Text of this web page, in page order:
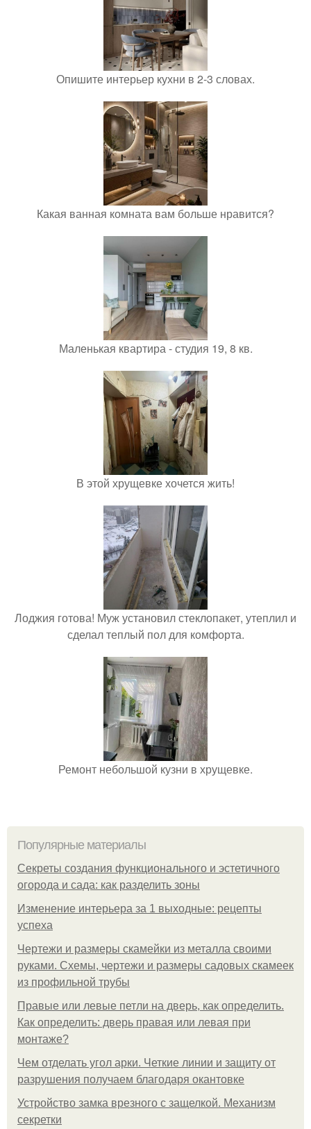
Опишите интерьер кухни в 2-3 словах.
Какая ванная комната вам больше нравится?
Маленькая квартира - студия 19, 8 кв.
В этой хрущевке хочется жить!
Лоджия готова! Муж установил стеклопакет, утеплил и
сделал теплый пол для комфорта.
Ремонт небольшой кузни в хрущевке.
Популярные материалы
Секреты создания функционального и эстетичного
огорода и сада: как разделить зоны
Изменение интерьера за 1 выходные: рецепты
успеха
Чертежи и размеры скамейки из металла своими
руками. Схемы, чертежи и размеры садовых скамеек
из профильной трубы
Правые или левые петли на дверь, как определить.
Как определить: дверь правая или левая при
монтаже?
Чем отделать угол арки. Четкие линии и защиту от
разрушения получаем благодаря окантовке
Устройство замка врезного с защелкой. Механизм
секретки